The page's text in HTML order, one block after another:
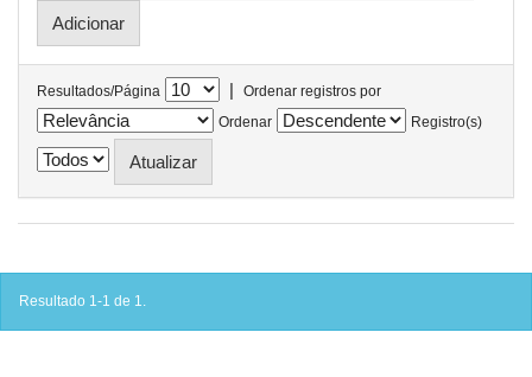
Resultados/Página |
Ordenar registros por
Ordenar
Registro(s)
Resultado 1-1 de 1.